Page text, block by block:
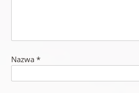
Nazwa *